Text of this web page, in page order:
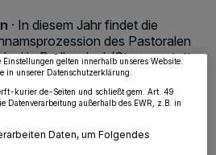
· In diesem Jahr findet die
des Pastoralen
in Bedburdyck/Stessen statt.
gemeinsam das Fest unter
zu feiern. Die
an diesem Tag in ihrer
für Sie. Sie können dieses Menü jederzeit
zu ändern oder Ihre Einwilligung zu
Einstellungen oder Ablehnen am unteren
gelten innerhalb unseres Website.
in unserer Datenschutzerklärung.
kurier.de-Seiten und schließt gem. Art. 49
Datenverarbeitung außerhalb des EWR, z.B. in
Daten, um Folgendes